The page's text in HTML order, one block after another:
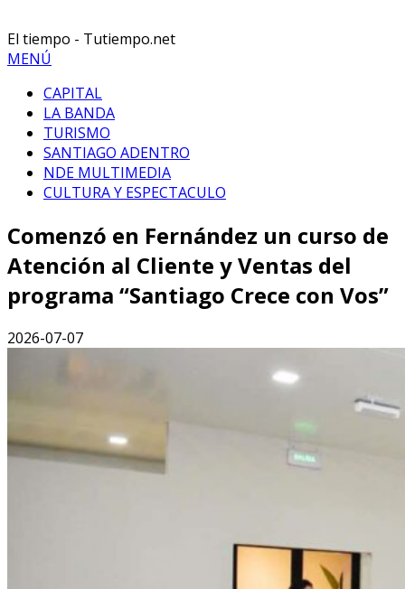
El tiempo - Tutiempo.net
MENÚ
CAPITAL
LA BANDA
TURISMO
SANTIAGO ADENTRO
NDE MULTIMEDIA
CULTURA Y ESPECTACULO
Comenzó en Fernández un curso de
Atención al Cliente y Ventas del
programa “Santiago Crece con Vos”
2026-07-07